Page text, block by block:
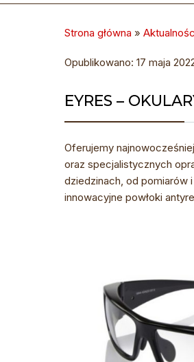
Strona główna »
Opublikowano: 17 maja
EYRES –
Oferujemy
oraz specjalistycznych
dziedzinach, od pomiarów
innowacyjne powłoki